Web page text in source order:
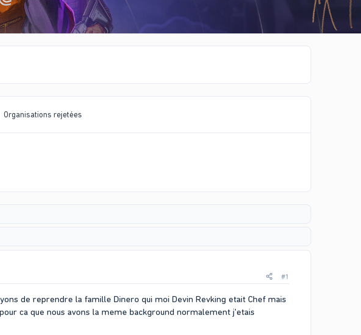
Organisations rejetées
#1
de reprendre la famille Dinero qui moi Devin Revking etait Chef mais
ca que nous avons la meme background normalement j'etais